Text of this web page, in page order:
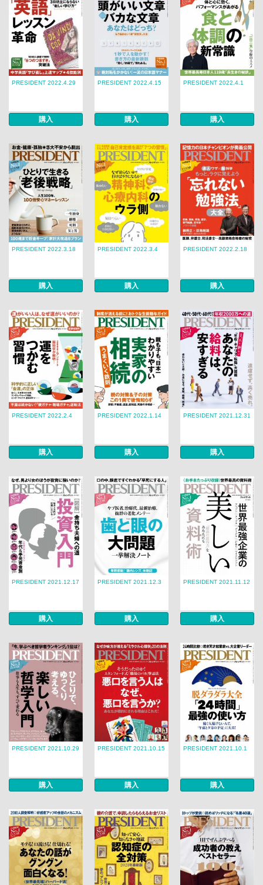
PRESIDENT 2022.4.29
購入
PRESIDENT 2022.4.15
購入
PRESIDENT 2022.4.1
購入
PRESIDENT 2022.3.18
購入
PRESIDENT 2022.3.4
購入
PRESIDENT 2022.2.18
購入
PRESIDENT 2022.2.4
購入
PRESIDENT 2022.1.14
購入
PRESIDENT 2021.12.31
購入
PRESIDENT 2021.12.17
購入
PRESIDENT 2021.12.3
購入
PRESIDENT 2021.11.12
購入
PRESIDENT 2021.10.29
購入
PRESIDENT 2021.10.15
購入
PRESIDENT 2021.10.1
購入